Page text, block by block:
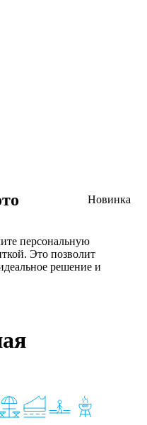
Новинка
персональную
Это позволит
решение и